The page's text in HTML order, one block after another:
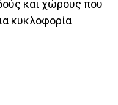
και χώρους που
κυκλοφορία